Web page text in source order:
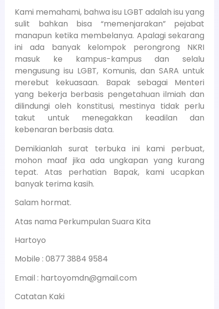
Kami memahami, bahwa isu LGBT adalah isu yang
sulit bahkan bisa “memenjarakan” pejabat
manapun ketika membelanya. Apalagi sekarang
ini ada banyak kelompok perongrong NKRI
masuk ke kampus-kampus dan selalu
mengusung isu LGBT, Komunis, dan SARA untuk
merebut kekuasaan. Bapak sebagai Menteri
yang bekerja berbasis pengetahuan ilmiah dan
dilindungi oleh konstitusi, mestinya tidak perlu
takut untuk menegakkan keadilan dan
kebenaran berbasis data.
Demikianlah surat terbuka ini kami perbuat,
mohon maaf jika ada ungkapan yang kurang
tepat. Atas perhatian Bapak, kami ucapkan
banyak terima kasih.
Salam hormat.
Atas nama Perkumpulan Suara Kita
Hartoyo
Mobile : 0877 3884 9584
Email : hartoyomdn@gmail.com
Catatan Kaki